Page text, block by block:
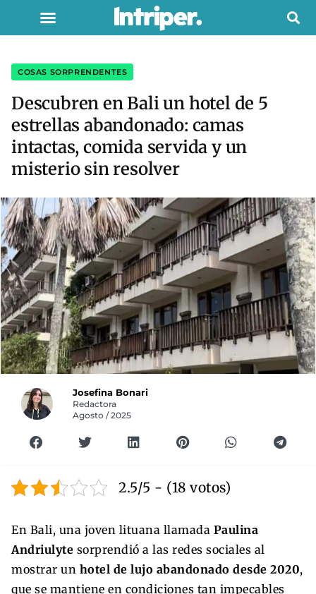
COSAS SORPRENDENTES
Descubren en Bali un hotel de 5
estrellas abandonado: camas
intactas, comida servida y un
misterio sin resolver
Josefina Bonari
Redactora
Agosto / 2025
2.5/5 - (18 votos)
En Bali, una joven lituana llamada Paulina
Andriulyte sorprendió a las redes sociales al
mostrar un hotel de lujo abandonado desde 2020,
que se mantiene en condiciones tan impecables